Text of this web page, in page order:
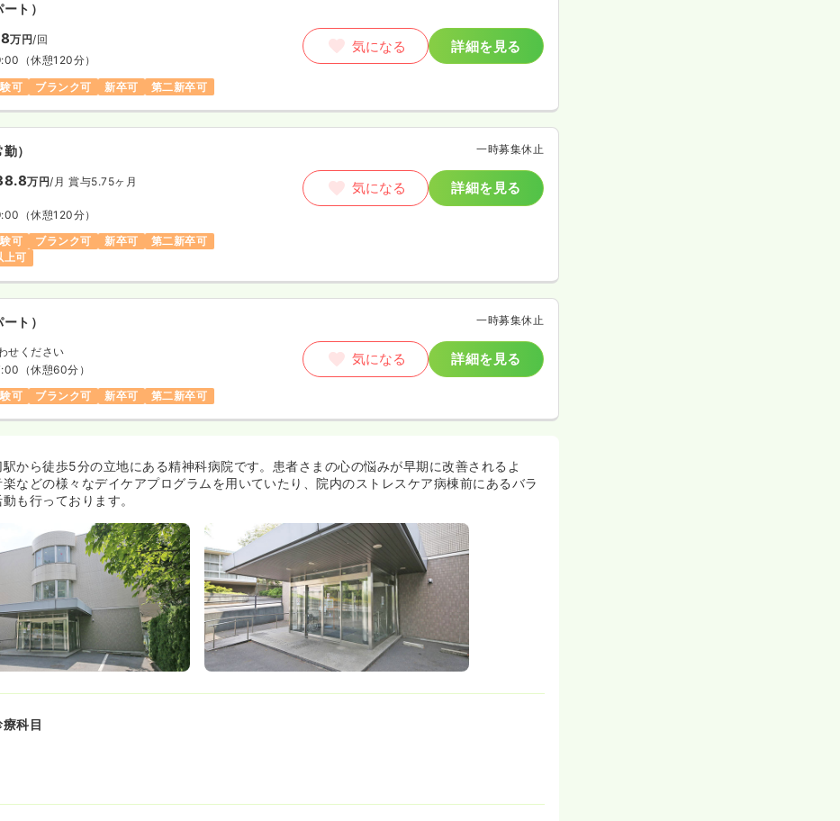
ト）
万円/回
（休憩120分）
可
ブランク可 新卒可 第二新卒可
気になる 詳細を見る
） 一時募集休止
万円/月 賞与5.75ヶ月
（休憩120分）
可
ブランク可 新卒可
第二新卒可
上可
気になる 詳細を見る
ト） 一時募集休止
せください
（休憩60分）
可
ブランク可 新卒可 第二新卒可
気になる 詳細を見る
から徒歩5分の立地にある精神科病院です。患者さまの心の悩みが早期に改善されるよ
楽などの様々なデイケアプログラムを用いていたり、院内のストレスケア病棟前にあるバラ
も行っております。
科目